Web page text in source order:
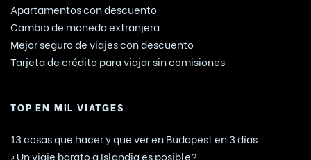
Apartamentos con descuento
Cambio de moneda extranjera
Mejor seguro de viajes con descuento
Tarjeta de crédito para viajar sin comisiones
TOP EN MIL VIATGES
13 cosas que hacer y que ver en Budapest en 3 días
¿Un viaje barato a Islandia es posible?